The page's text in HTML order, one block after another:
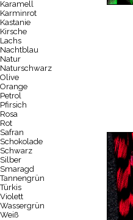
Karamell
Karminrot
Kastanie
Kirsche
Lachs
Nachtblau
Natur
Naturschwarz
Olive
Orange
Petrol
Pfirsich
Rosa
Rot
Safran
Schokolade
Schwarz
Silber
Smaragd
Tannengrün
Türkis
Violett
Wassergrün
Weiß